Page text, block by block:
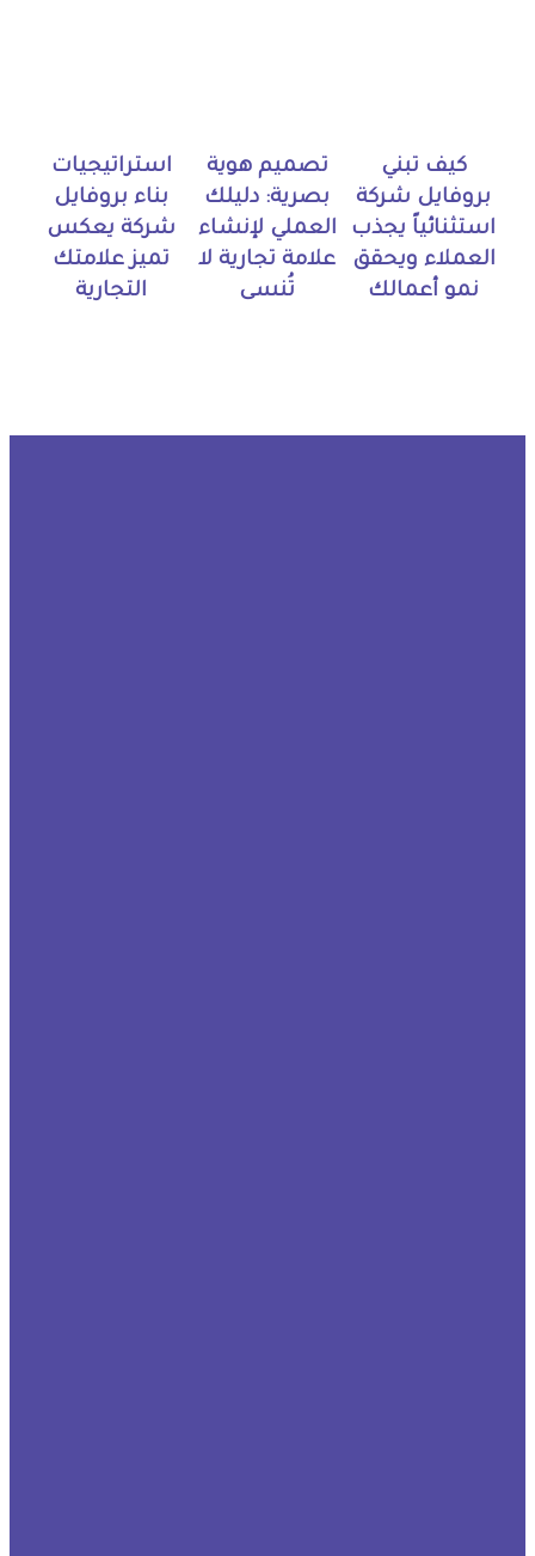
كيف تبني
بروفايل شركة
استثنائياً يجذب
العملاء ويحقق
نمو أعمالك
تصميم هوية
بصرية: دليلك
العملي لإنشاء
علامة تجارية لا
تُنسى
استراتيجيات
بناء بروفايل
شركة يعكس
تميز علامتك
التجارية